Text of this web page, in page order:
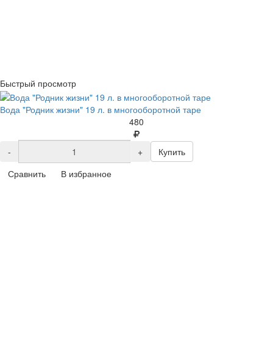
Быстрый просмотр
Вода "Родник жизни" 19 л. в многооборотной таре
480
- +
Купить
Сравнить
В избранное